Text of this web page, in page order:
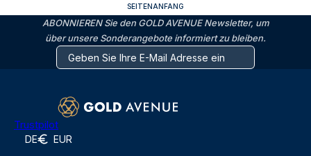
SEITENANFANG
ABONNIEREN Sie den GOLD AVENUE Newsletter, um
über unsere Sonderangebote informiert zu bleiben.
Trustpilot
DE EUR